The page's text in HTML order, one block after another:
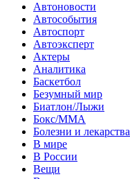
Автоновости
Автособытия
Автоспорт
Автоэксперт
Актеры
Аналитика
Баскетбол
Безумный мир
Биатлон/Лыжи
Бокс/MMA
Болезни и лекарства
В мире
В России
Вещи